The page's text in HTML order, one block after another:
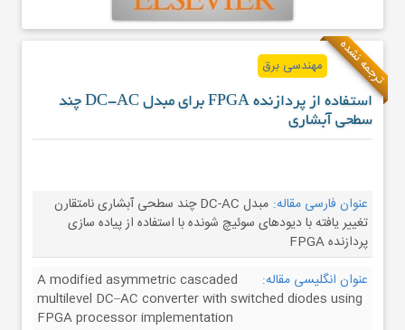
ترجمه نشده مهندسی برق
استفاده از پردازنده FPGA برای مبدل DC-AC چند
سطحی آبشاری
عنوان فارسی مقاله:
مبدل DC-AC چند سطحی آبشاری نامتقارن
تغییر یافته با دیودهای سوئیچ شونده با استفاده از پیاده سازی
پردازنده FPGA
عنوان انگلیسی مقاله:
A modified asymmetric cascaded
multilevel DC–AC converter with switched diodes using
FPGA processor implementation